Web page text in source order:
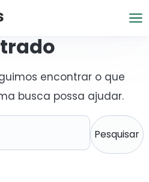
encontrar o que
busca possa ajudar.